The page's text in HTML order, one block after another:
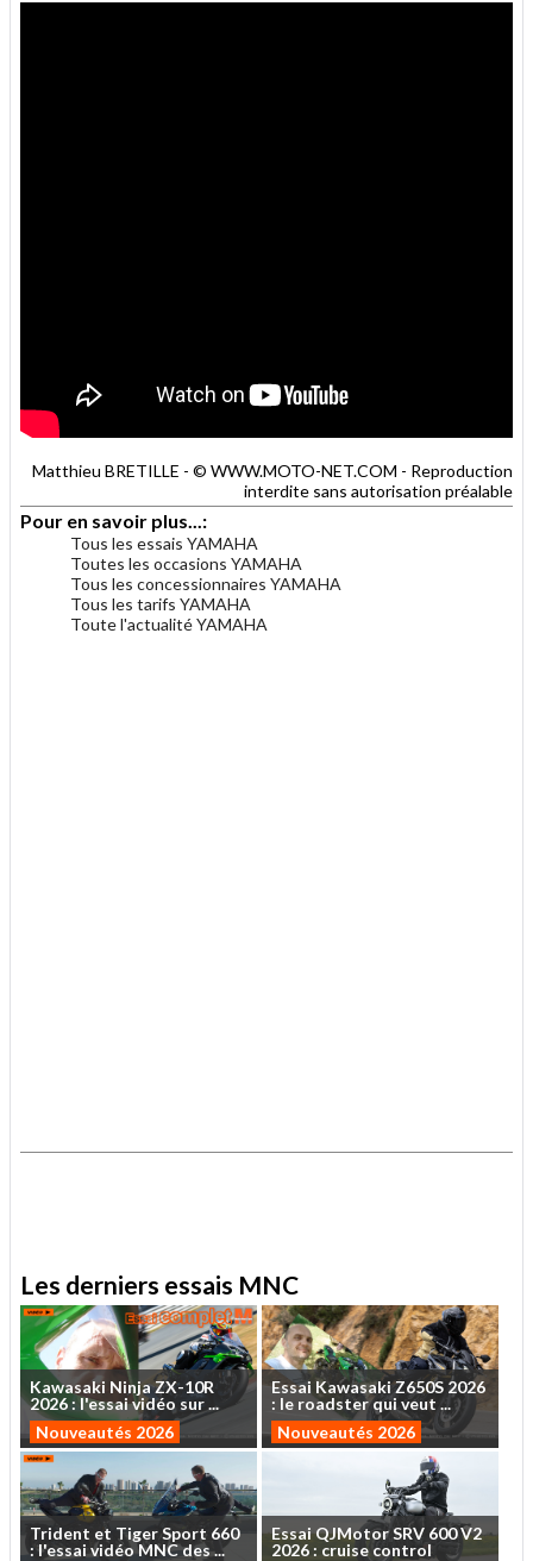
Matthieu BRETILLE - © WWW.MOTO-NET.COM - Reproduction
interdite sans autorisation préalable
Pour en savoir plus...:
Tous les essais YAMAHA
Toutes les occasions YAMAHA
Tous les concessionnaires YAMAHA
Tous les tarifs YAMAHA
Toute l'actualité YAMAHA
Les derniers essais MNC
Kawasaki NinjaZX-10R
2026: l'essaividéo sur...
Nouveautés 2026
Essai Kawasaki Z650S 2026
: le roadsterquiveut ...
Nouveautés 2026
Trident et TigerSport 660
: l'essaividéo MNCdes...
EssaiQJMotorSRV 600V2
2026 : cruise control